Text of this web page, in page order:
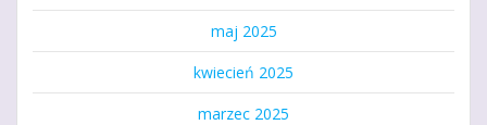
maj 2025
kwiecień 2025
marzec 2025